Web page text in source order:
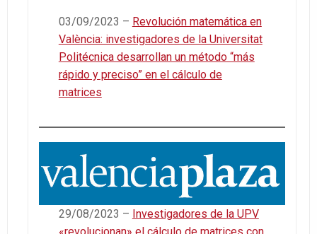
03/09/2023 – Revolución matemática en
València: investigadores de la Universitat
Politécnica desarrollan un método “más
rápido y preciso” en el cálculo de
matrices
29/08/2023 – Investigadores de la UPV
«revolucionan» el cálculo de matrices con